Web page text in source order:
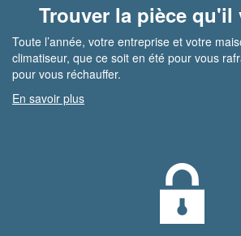
Trouver la pièce qu'il
Toute l’année, votre entreprise et votre
climatiseur, que ce soit en été pour vous
pour vous réchauffer.
En savoir plus